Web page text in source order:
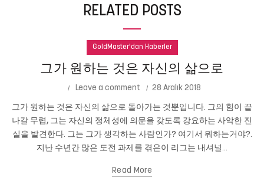
RELATED POSTS
GoldMaster'dan Haberler
그가 원하는 것은 자신의 삶으로
Leave a comment 28 Aralık 2018
그가 원하는 것은 자신의 삶으로 돌아가는 것뿐입니다. 그의 힘이 끝
나갈 무렵, 그는 자신의 정체성에 의문을 갖도록 강요하는 사악한 진
실을 발견한다. 그는 그가 생각하는 사람인가? 여기서 뭐하는거야?.
지난 수년간 많은 도전 과제를 겪은이 리그는 내셔널...
Read More